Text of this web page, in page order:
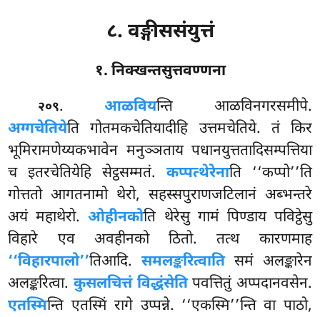
८. वङ्गीससंयुत्तं
१. निक्खन्तसुत्तवण्णना
२०९.आळवियन्ति आळविनगरसमीपे.
अग्गचेतियेति गोतमकचेतियादीहि उत्तमचेतिये. तं किर
भूमिरामणेय्यकभावेन मनुञ्ञताय पधानयुत्ततादिसम्पत्तिया
च इतरचेतियेहि सेट्ठसम्मतं. कप्पत्थेरेनाति ‘‘कप्पो’’ति
गोत्ततो आगतनामो थेरो, सहस्सपुराणजटिलानं अब्भन्तरे
अयं महाथेरो.ओहीनकोति थेरेसु गामं पिण्डाय पविट्ठेसु
विहारे एव अवहीनको ठितो. तत्थ कारणमाह
‘‘विहारपालो’’तिआदि.समलङ्करित्वातिसमं अलङ्कारेन
अलङ्करित्वा. कुसलचित्तं विद्धंसेतिपवत्तितुं अप्पदानवसेन.
एतस्मिन्ति एतस्मिं रागे उप्पन्ने. ‘‘एकस्मि’’न्ति वा पाठो,